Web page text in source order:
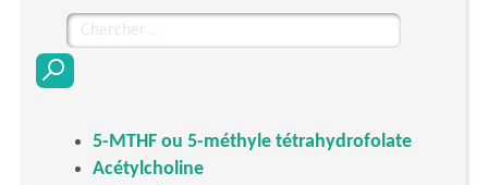
Chercher
pour
5-MTHF ou 5-méthyle tétrahydrofolate
Acétylcholine